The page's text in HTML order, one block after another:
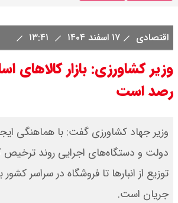
اقتصادی ۱۷ اسفند ۱۴۰۴
وزیر کشاورزی: بازار
رصد است
وزیر جهاد کشاورزی گفت: با هماهنگی
دولت و دستگاه‌های اجرایی روند ترخیص
توزیع از انبار‌ها تا فروشگاه در سراسر
جریان است.